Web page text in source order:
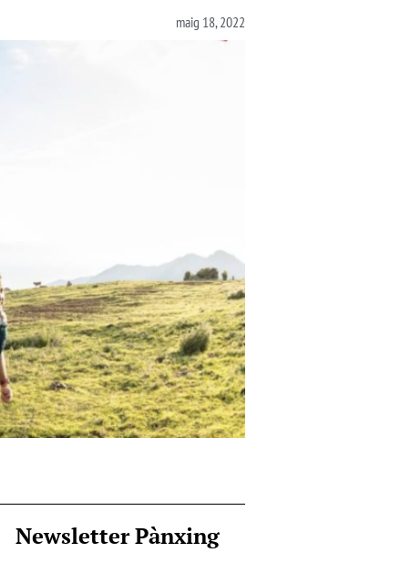
maig 18, 2022
Newsletter Pànxing